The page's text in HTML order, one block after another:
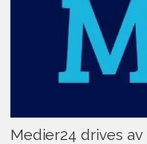
Medier24 drives av